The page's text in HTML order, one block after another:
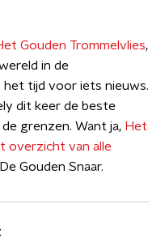
Gouden Trommelvlies,
in de
tijd voor iets nieuws.
dit keer de beste
grenzen. Want ja, Het
overzicht van alle
Gouden Snaar.